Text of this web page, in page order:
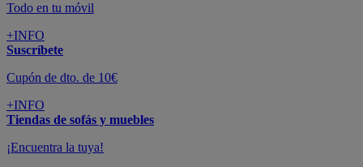
Todo en tu móvil
+INFO
Suscríbete
Cupón de dto. de 10€
+INFO
Tiendas de sofás y muebles
¡Encuentra la tuya!